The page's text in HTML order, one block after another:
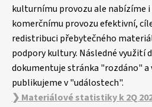
kulturnímu provozu ale nabízíme
komerčnímu provozu efektivní,
redistribuci přebytečného
podpory kultury. Následné využití
dokumentuje stránka "rozdáno" a
publikujeme v "událostech".
❯ Materiálové statistiky k 2Q